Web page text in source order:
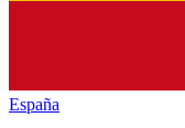
España